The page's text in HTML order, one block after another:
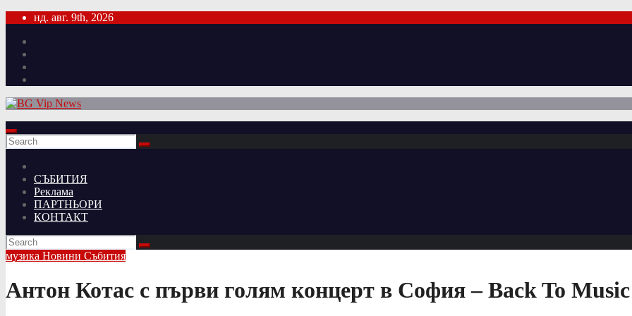
Skip
content
нд. авг. 9th, 2026
СЪБИТИЯ
Реклама
ПАРТНЬОРИ
КОНТАКТ
музика Новини Събития
Антон Котас с първи голям концерт в София – Back To